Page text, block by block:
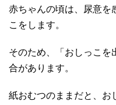
赤ちゃんの頃は、尿意を
こをします。
そのため、「おしっこを
合があります。
紙おむつのままだと、お